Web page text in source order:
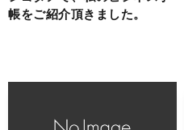
帳をご紹介頂きました。